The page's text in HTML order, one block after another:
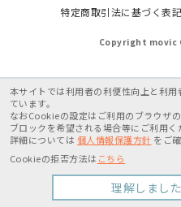
特定商取引法に基づく表記
Copyright movic
本サイトでは利用者の利便性向上と利
ています。
なおCookieの設定はご利用のブラウザ
ブロックを希望される場合等にご利用く
詳細については 個人情報保護方針 をご
Cookieの拒否方法は こちら
理解しまし